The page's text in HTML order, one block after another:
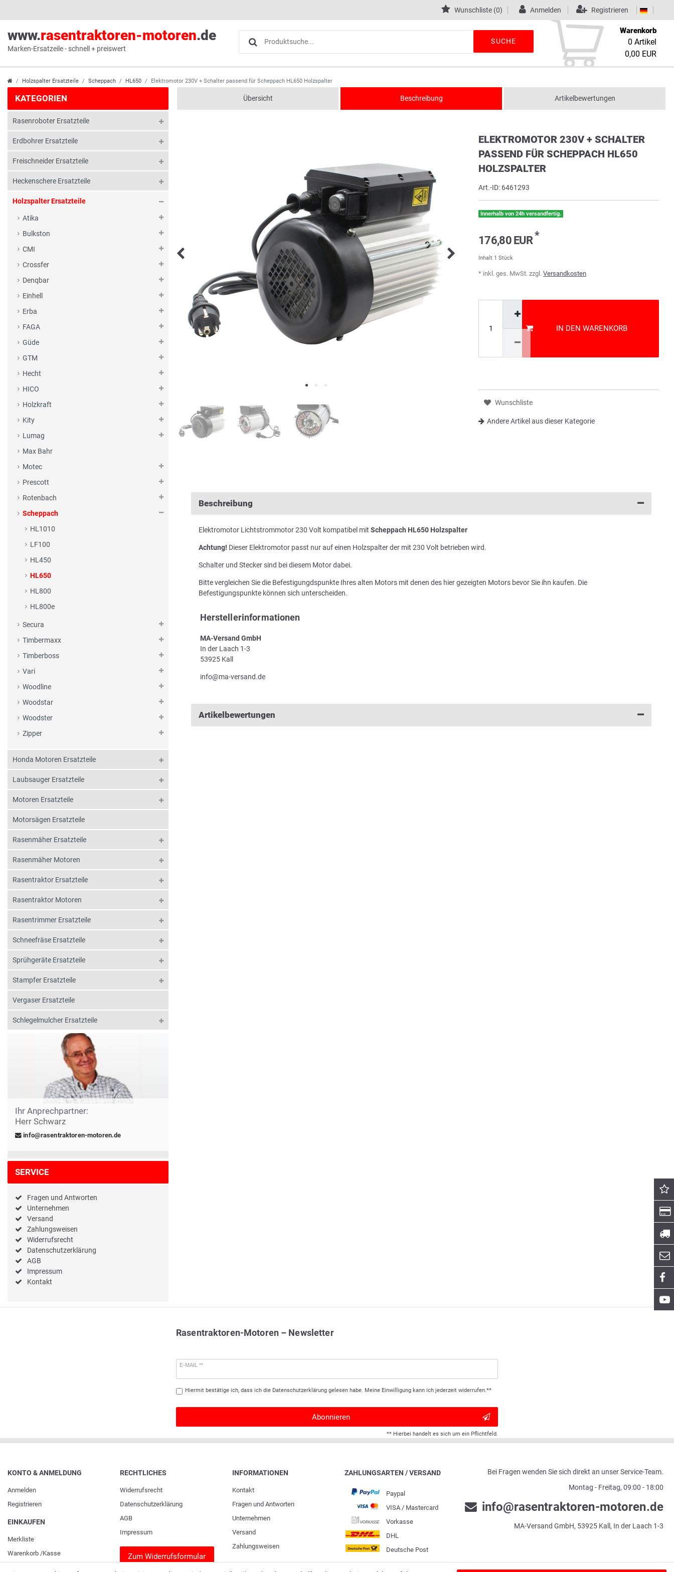
Wunschliste (0) Anmelden Registrieren
www.rasentraktoren-motoren.de
Marken-Ersatzeile - schnell + preiswert
SUCHE
Warenkorb
0 Artikel
0,00 EUR
Holzspalter Ersatzteile Scheppach HL650 Elektromotor 230V + Schalter passend für Scheppach HL650 Holzspalter
KATEGORIEN
Rasenroboter Ersatzteile
Erdbohrer Ersatzteile
Freischneider Ersatzteile
Heckenschere Ersatzteile
Holzspalter Ersatzteile
Atika
Bulkston
CMI
Crossfer
Denqbar
Einhell
Erba
FAGA
Güde
GTM
Hecht
HICO
Holzkraft
Kity
Lumag
Max Bahr
Motec
Prescott
Rotenbach
Scheppach
HL1010
LF100
HL450
HL650
HL800
HL800e
Secura
Timbermaxx
Timberboss
Vari
Woodline
Woodstar
Woodster
Zipper
Honda Motoren Ersatzteile
Laubsauger Ersatzteile
Motoren Ersatzteile
Motorsägen Ersatzteile
Rasenmäher Ersatzteile
Rasenmäher Motoren
Rasentraktor Ersatzteile
Rasentraktor Motoren
Rasentrimmer Ersatzteile
Schneefräse Ersatzteile
Sprühgeräte Ersatzteile
Stampfer Ersatzteile
Vergaser Ersatzteile
Schlegelmulcher Ersatzteile
Ihr Anprechpartner:
Herr Schwarz
info@rasentraktoren-motoren.de
SERVICE
Fragen und Antworten
Unternehmen
Versand
Zahlungsweisen
Widerrufsrecht
Datenschutzerklärung
AGB
Impressum
Kontakt
Übersicht Beschreibung Artikelbewertungen
ELEKTROMOTOR 230V + SCHALTER
PASSEND FÜR SCHEPPACH HL650
HOLZSPALTER
Art.-ID: 6461293
Innerhalb von 24h versandfertig.
176,80 EUR*
Inhalt 1 Stück
* inkl. ges. MwSt. zzgl. Versandkosten
IN DEN WARENKORB
Wunschliste
Andere Artikel aus dieser Kategorie
Beschreibung
Elektromotor Lichtstrommotor 230 Volt kompatibel mit Scheppach HL650 Holzspalter
Achtung! Dieser Elektromotor passt nur auf einen Holzspalter der mit 230 Volt betrieben wird.
Schalter und Stecker sind bei diesem Motor dabei.
Bitte vergleichen Sie die Befestigungdspunkte Ihres alten Motors mit denen des hier gezeigten Motors bevor Sie ihn kaufen. Die
Befestigungspunkte können sich unterscheiden.
Herstellerinformationen
MA-Versand GmbH
In der Laach 1-3
53925 Kall
info@ma-versand.de
Artikelbewertungen
Rasentraktoren-Motoren – Newsletter
E-MAIL **
Hiermit bestätige ich, dass ich die Daten­schutz­erklärunggelesen habe. Meine Einwilligung kann ich jederzeit widerrufen.**
Abonnieren
** Hierbei handelt es sich um ein Pflichtfeld.
KONTO & ANMELDUNG
Anmelden
Registrieren
EINKAUFEN
Merkliste
Warenkorb /Kasse
RECHTLICHES
Widerrufs­recht
Daten­schutz­erklärung
AGB
Impressum
Zum Widerrufsformular
INFORMATIONEN
Kontakt
Fragen und Antworten
Unternehmen
Versand
Zahlungsweisen
ZAHLUNGSARTEN / VERSAND
Paypal
VISA / Mastercard
Vorkasse
DHL
Deutsche Post
Bei Fragen wenden Sie sich direkt an unser Service-Team.
Montag - Freitag, 09:00 - 18:00
info@rasentraktoren-motoren.de
MA-Versand GmbH, 53925 Kall, In der Laach 1-3